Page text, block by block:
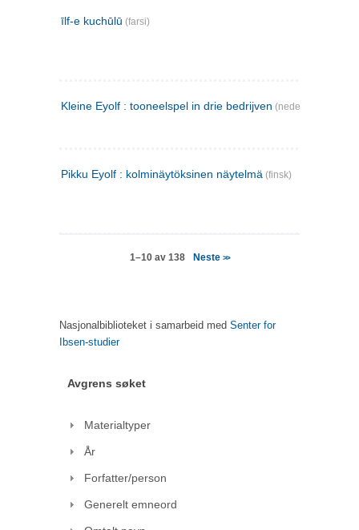
īlf-e kuchūlū (farsi)
Kleine Eyolf : tooneelspel in drie bedrijven (nederlandsk)
Pikku Eyolf : kolminäytöksinen näytelmä (finsk)
1–10 av 138 Neste >>
Nasjonalbiblioteket i samarbeid med Senter for
Ibsen-studier
Avgrens søket
Materialtyper
År
Forfatter/person
Generelt emneord